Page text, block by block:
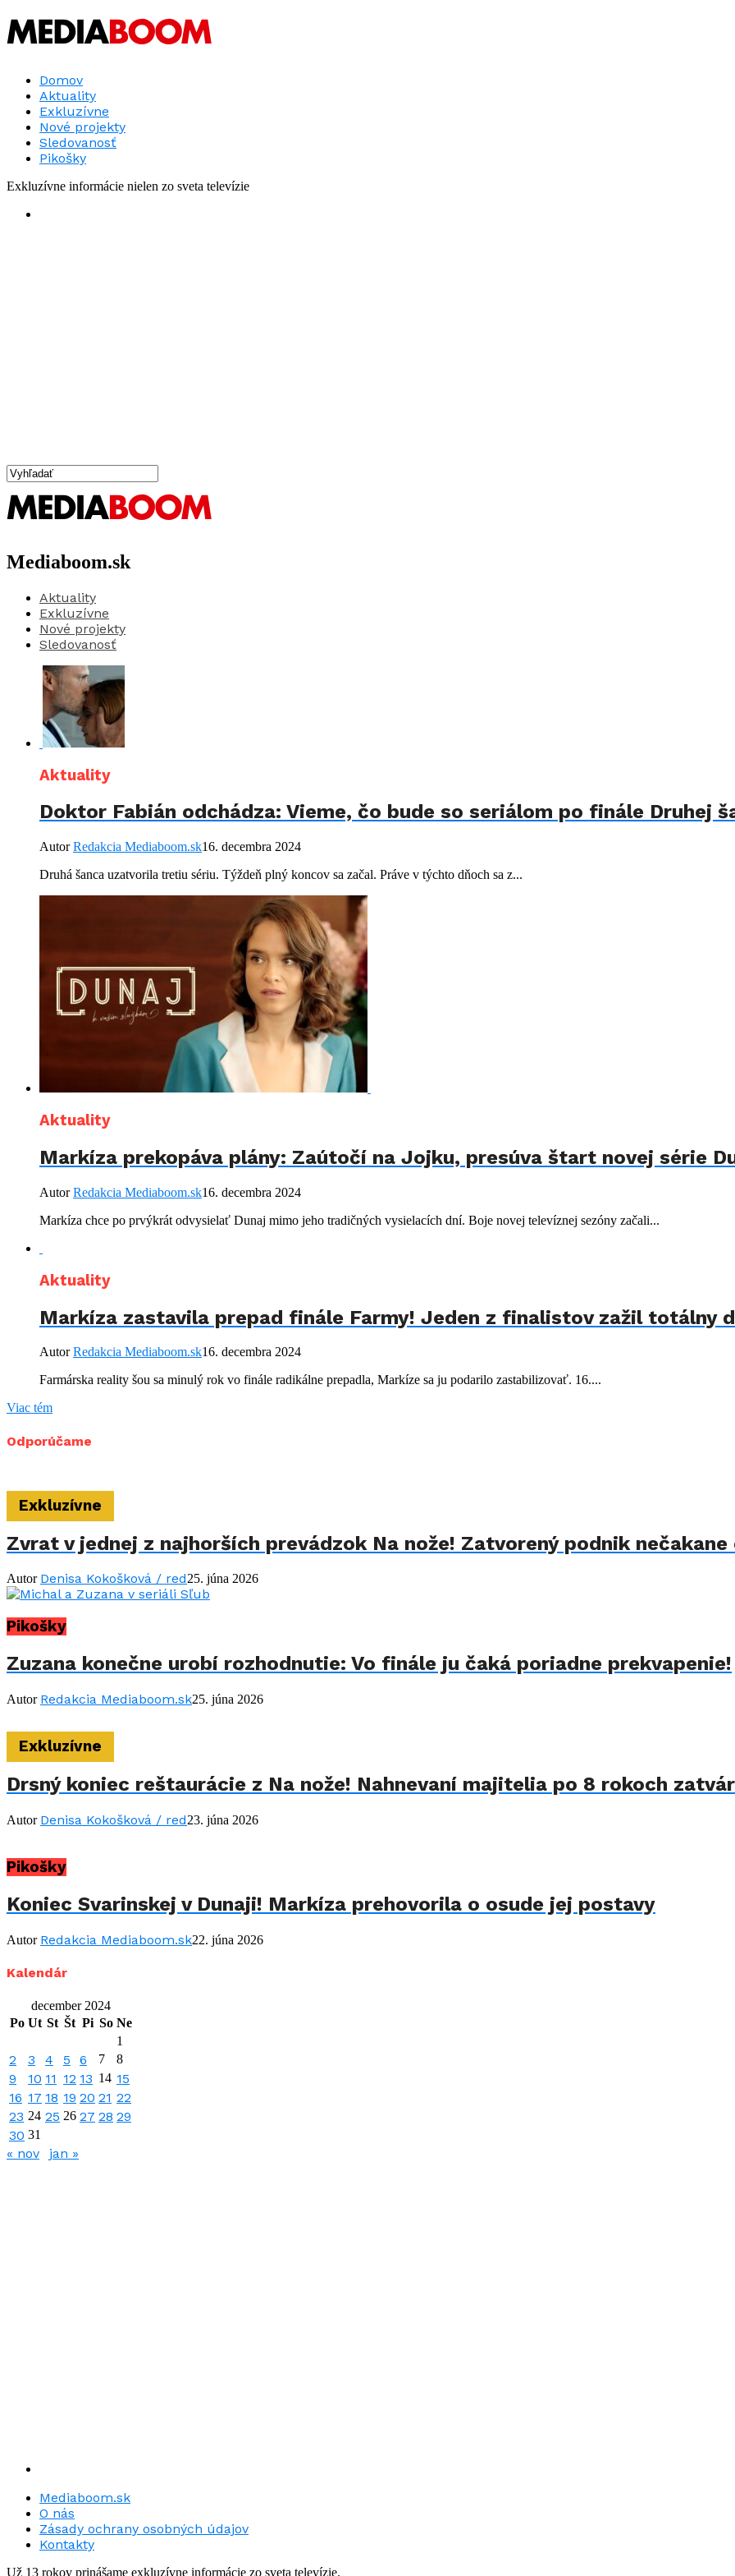
Domov
Aktuality
Exkluzívne
Nové projekty
Sledovanosť
Pikošky
Exkluzívne informácie nielen zo sveta televízie
Mediaboom.sk
Aktuality
Exkluzívne
Nové projekty
Sledovanosť
Aktuality
Doktor Fabián odchádza: Vieme, čo bude so seriálom po finále Druhej
AutorRedakcia Mediaboom.sk16. decembra 2024
Druhá šanca uzatvorila tretiu sériu. Týždeň plný koncov sa začal. Práve v týchto dňoch sa z...
Aktuality
Markíza prekopáva plány: Zaútočí na Jojku, presúva štart novej série
AutorRedakcia Mediaboom.sk16. decembra 2024
Markíza chce po prvýkrát odvysielať Dunaj mimo jeho tradičných vysielacích dní. Boje novej televíznej sezóny začali...
Aktuality
Markíza zastavila prepad finále Farmy! Jeden z finalistov zažil totálny
AutorRedakcia Mediaboom.sk16. decembra 2024
Farmárska reality šou sa minulý rok vo finále radikálne prepadla, Markíze sa ju podarilo zastabilizovať. 16....
Viac tém
Odporúčame
Exkluzívne
Zvrat v jednej z najhorších prevádzok Na nože! Zatvorený podnik
Autor Denisa Kokošková / red25. júna 2026
Pikošky
Zuzana konečne urobí rozhodnutie: Vo finále ju čaká poriadne prekvapenie!
Autor Redakcia Mediaboom.sk25. júna 2026
Exkluzívne
Drsný koniec reštaurácie z Na nože! Nahnevaní majitelia po 8 rokoch
Autor Denisa Kokošková / red23. júna 2026
Pikošky
Koniec Svarinskej v Dunaji! Markíza prehovorila o osude jej postavy
Autor Redakcia Mediaboom.sk22. júna 2026
Kalendár
december 2024
Po Ut St Št Pi So Ne
1
2 3 4 5 6 7 8
9 10 11 12 13 14 15
16 17 18 19 20 21 22
23 24 25 26 27 28 29
30 31
« nov jan »
Mediaboom.sk
O nás
Zásady ochrany osobných údajov
Kontakty
Už 13 rokov prinášame exkluzívne informácie zo sveta televízie.